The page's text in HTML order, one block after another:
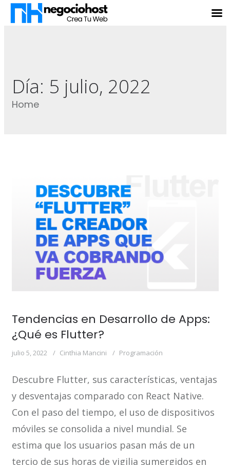
Día: 5 julio, 2022
Home
Tendencias en Desarrollo de Apps:
¿Qué es Flutter?
julio 5, 2022 Cinthia Mancini Programación
Descubre Flutter, sus características, ventajas
y desventajas comparado con React Native.
Con el paso del tiempo, el uso de dispositivos
móviles se consolida a nivel mundial. Se
estima que los usuarios pasan más de un
tercio de sus horas de vigilia sumergidos en